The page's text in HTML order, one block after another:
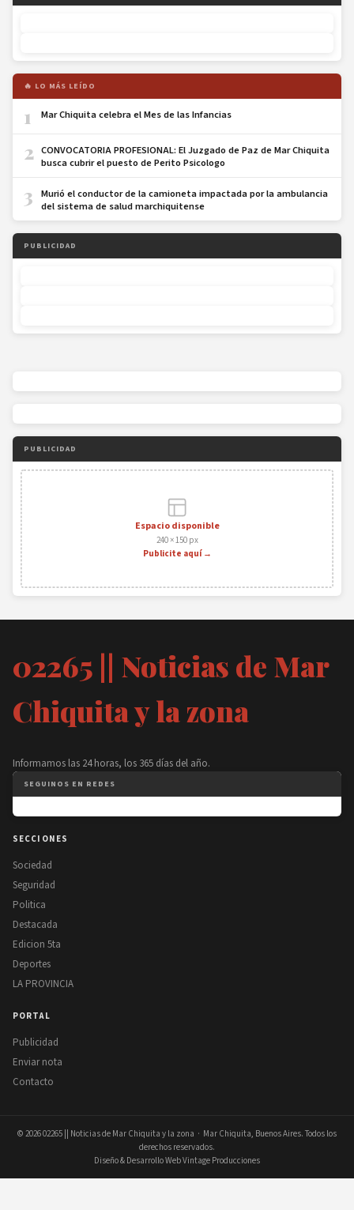
🔥 LO MÁS LEÍDO
1 Mar Chiquita celebra el Mes de las Infancias
2 CONVOCATORIA PROFESIONAL: El Juzgado de Paz de Mar Chiquita
busca cubrir el puesto de Perito Psicologo
3
Murió el conductor de la camioneta impactada por la ambulancia
del sistema de salud marchiquitense
PUBLICIDAD
PUBLICIDAD
Espacio disponible
240 × 150 px
Publicite aquí →
02265 || Noticias de Mar
Chiquita y la zona
Informamos las 24 horas, los 365 días del año.
SEGUINOS EN REDES
SECCIONES
Sociedad
Seguridad
Politica
Destacada
Edicion 5ta
Deportes
LA PROVINCIA
PORTAL
Publicidad
Enviar nota
Contacto
© 202602265 || Noticias de Mar Chiquita y la zona · Mar Chiquita, Buenos Aires. Todos los
derechos reservados.
Diseño & Desarrollo Web Vintage Producciones